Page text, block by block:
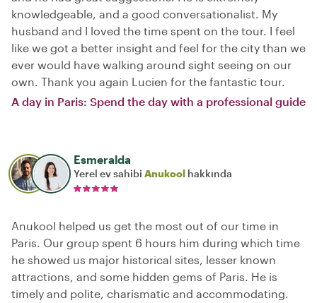
knowledgeable, and a good conversationalist. My
husband and I loved the time spent on the tour. I feel
like we got a better insight and feel for the city than we
ever would have walking around sight seeing on our
own. Thank you again Lucien for the fantastic tour.
A day in Paris: Spend the day with a professional guide
Esmeralda
Yerel ev sahibi Anukool hakkında
Anukool helped us get the most out of our time in
Paris. Our group spent 6 hours him during which time
he showed us major historical sites, lesser known
attractions, and some hidden gems of Paris. He is
timely and polite, charismatic and accommodating.